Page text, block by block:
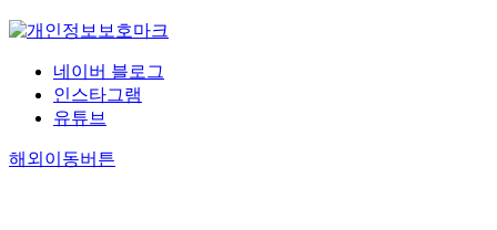
네이버 블로그
인스타그램
유튜브
해외이동버튼